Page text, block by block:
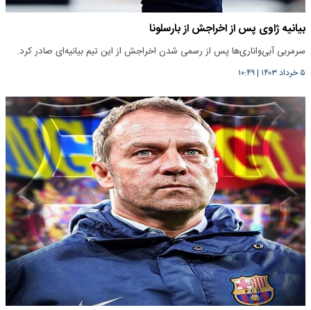
بیانیه ژاوی پس از اخراجش از بارسلونا
سرمربی آبی‌و‌اناری‌ها پس از رسمی شدن اخراجش از این تیم بیانیه‌ای صادر کرد.
۵ خرداد ۱۴۰۳ |۱۰:۴۹